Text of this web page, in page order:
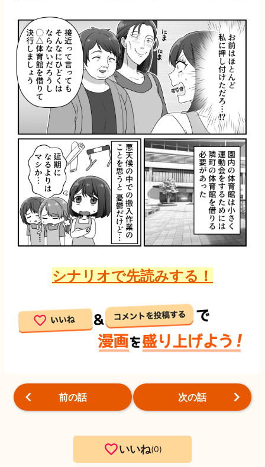
シナリオで先読みする！
前の話 次の話
いいね 0